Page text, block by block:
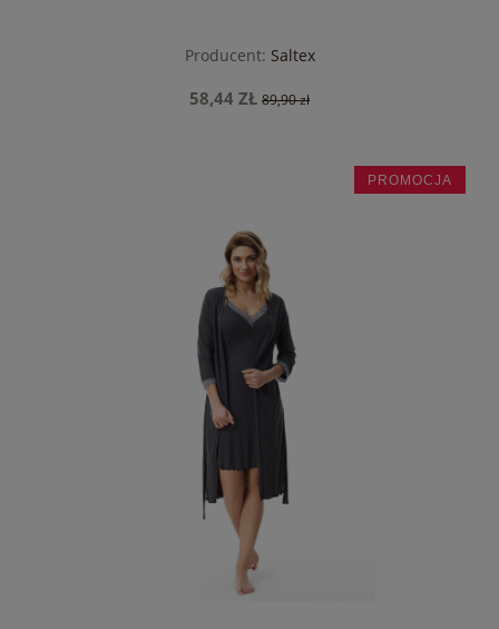
Producent: Saltex
58,44 ZŁ 89,90 zł
do koszyka
PROMOCJA